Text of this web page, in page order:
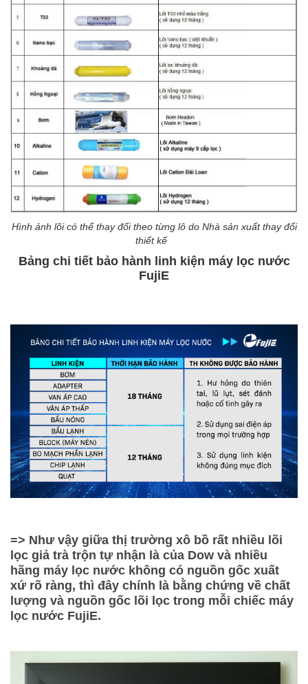
Hình ảnh lõi có thể thay đổi theo từng lô do Nhà sản xuất thay đổi
thiết kế
Bảng chi tiết bảo hành linh kiện máy lọc nước
FujiE
=> Như vậy giữa thị trường xô bồ rất nhiều lõi
lọc giả trà trộn tự nhận là của Dow và nhiều
hãng máy lọc nước không có nguồn gốc xuất
xứ rõ ràng, thì đây chính là bằng chứng về chất
lượng và nguồn gốc lõi lọc trong mỗi chiếc máy
lọc nước FujiE.